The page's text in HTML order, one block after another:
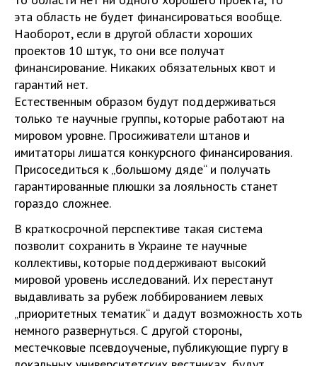
эта область не будет финансироваться вообще.
Наоборот, если в другой области хороших
проектов 10 штук, то они все получат
финансирование. Никаких обязательных квот и
гарантий нет.
Естественным образом будут поддерживаться
только те научные группы, которые работают на
мировом уровне. Просиживатели штанов и
имитаторы лишатся конкурсного финансирования.
Присоседиться к „большому дяде“ и получать
гарантированные плюшки за лояльность станет
гораздо сложнее.
В краткосрочной перспективе такая система
позволит сохранить в Украине те научные
коллективы, которые поддерживают высокий
мировой уровень исследований. Их перестанут
выдавливать за рубеж лоббированием левых
„приоритетных тематик“ и дадут возможность хоть
немного развернуться. С другой стороны,
местечковые псевдоученые, публикующие пургу в